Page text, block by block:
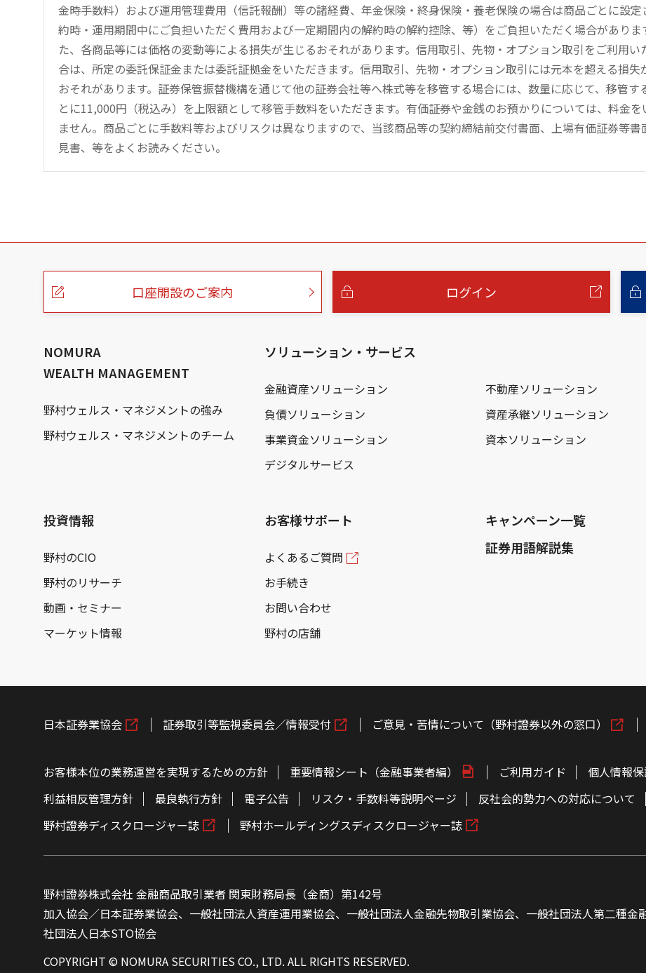
金時手数料）および運用管理費用（信託報酬）等の諸経費、年金保険・終身保険・養老保険の場合は商品ごとに設定
約時・運用期間中にご負担いただく費用および一定期間内の解約時の解約控除、等）をご負担いただく場合がありま
た、各商品等には価格の変動等による損失が生じるおそれがあります。信用取引、先物・オプション取引をご利用い
合は、所定の委託保証金または委託証拠金をいただきます。信用取引、先物・オプション取引には元本を超える損失
おそれがあります。証券保管振替機構を通じて他の証券会社等へ株式等を移管する場合には、数量に応じて、移管す
とに11,000円（税込み）を上限額として移管手数料をいただきます。有価証券や金銭のお預かりについては、料金を
ません。商品ごとに手数料等およびリスクは異なりますので、当該商品等の契約締結前交付書面、上場有価証券等書
見書、等をよくお読みください。
こ
口座開設のご案内 ログイン
NOMURA
WEALTH MANAGEMENT
野村ウェルス・マネジメントの強み
野村ウェルス・マネジメントのチーム
ソリューション・サービス
金融資産ソリューション 不動産ソリューション
負債ソリューション
資産承継ソリューション
事業資金ソリューション
資本ソリューション
デジタルサービス
投資情報
野村のCIO
野村のリサーチ
動画・セミナー
マーケット情報
お客様サポート
よくあるご質問
お手続き
お問い合わせ
野村の店舗
キャンペーン一覧
証券用語解説集
日本証券業協会 証券取引等監視委員会／情報受付 ご意見・苦情について（野村證券以外の窓口）
お客様本位の業務運営を実現するための方針 重要情報シート（金融事業者編） ご利用ガイド 個人情報
利益相反管理方針
最良執行方針 電子公告 リスク・手数料等説明ページ 反社会的勢力への対応について
野村證券ディスクロージャー誌
野村ホールディングスディスクロージャー誌
野村證券株式会社 金融商品取引業者 関東財務局長（金商）第142号
加入協会／日本証券業協会、一般社団法人資産運用業協会、一般社団法人金融先物取引業協会、一般社団法人第二種金
社団法人日本STO協会
COPYRIGHT © NOMURA SECURITIES CO., LTD. ALL RIGHTS RESERVED.